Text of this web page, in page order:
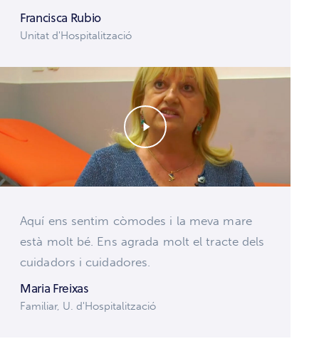
Francisca Rubio
Unitat d'Hospitalització
Aquí ens sentim còmodes i la meva mare
està molt bé. Ens agrada molt el tracte dels
cuidadors i cuidadores.
Maria Freixas
Familiar, U. d'Hospitalització